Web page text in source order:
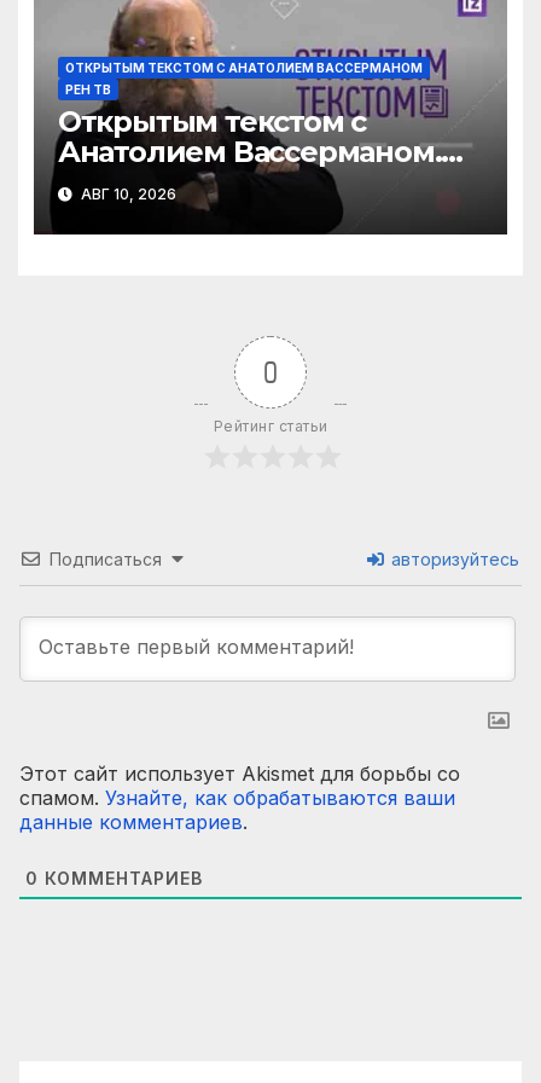
ОТКРЫТЫМ ТЕКСТОМ С АНАТОЛИЕМ ВАССЕРМАНОМ
РЕН ТВ
Открытым текстом с
Анатолием Вассерманом.
Выпуск от 09.08.2026
АВГ 10, 2026
0
Рейтинг статьи
Подписаться авторизуйтесь
Этот сайт использует Akismet для борьбы со
спамом. Узнайте, как обрабатываются ваши
данные комментариев.
0 КОММЕНТАРИЕВ